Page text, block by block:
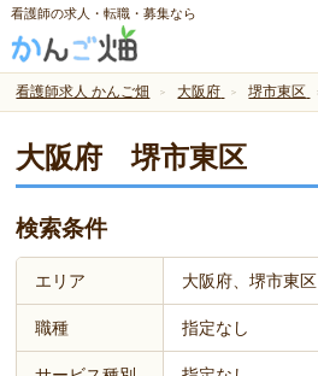
看護師の求人・転職・募集なら
看護師求人 かんご畑 大阪府 堺市東区
大阪府 堺市東区
検索条件
エリア 大阪府、堺市東区
職種 指定なし